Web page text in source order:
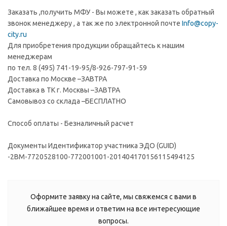
Заказать ,получить МФУ - Вы можете , как заказать обратный
звонок менеджеру , а так же по электронной почте Info@copy-
city.ru
Для приобретения продукции обращайтесь к нашим
менеджерам
по тел. 8 (495) 741-19-95/8-926-797-91-59
Доставка по Москве –ЗАВТРА
Доставка в ТК г. Москвы –ЗАВТРА
Самовывоз со склада –БЕСПЛАТНО
Способ оплаты - Безналичный расчет
Документы Идентификатор участника ЭДО (GUID)
-2BM-7720528100-772001001-201404170156115494125
Оформите заявку на сайте, мы свяжемся с вами в
ближайшее время и ответим на все интересующие
вопросы.